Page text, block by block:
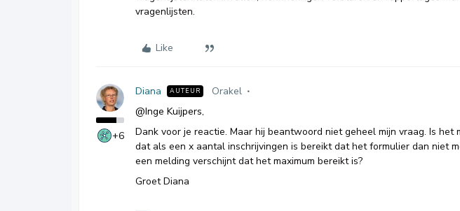
vragenlijsten.
Like
+6
Diana AUTEUR Orakel
@Inge Kuijpers,
Dank voor je reactie. Maar hij beantwoord niet geheel mijn vraag. Is het
dat als een x aantal inschrijvingen is bereikt dat het formulier dan niet
een melding verschijnt dat het maximum bereikt is?
Groet Diana